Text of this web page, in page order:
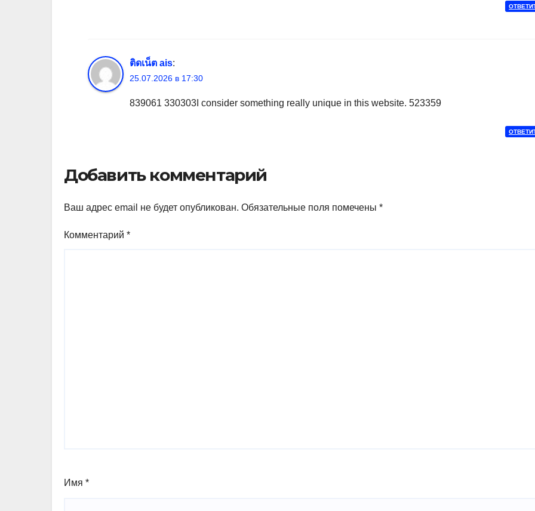
ติดเน็ต ais:
25.07.2026 в 17:30
839061 330303I consider something really unique in this website. 523359
Добавить комментарий
Ваш адрес email не будет опубликован. Обязательные поля помечены *
Комментарий *
Имя *